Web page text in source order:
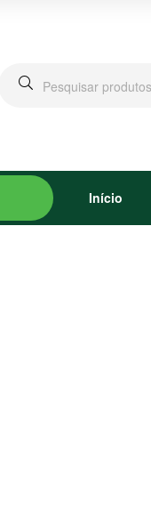
Pesquisar
Início